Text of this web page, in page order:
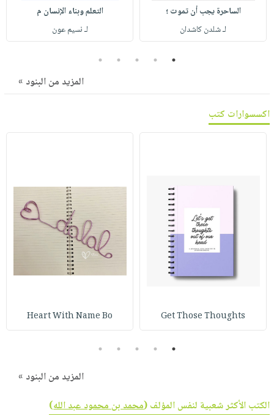
صابون
أطفال
مناسبات
فيديوهات
يتكرر
نيل
وفرات
انشر
عربةالساحرة يجب أن تموت ؛
لـ شلدن كاشدان
التعلم وبناء الإنسان م
لـ نسيم عون
1
2
3
4
5
المزيد من البنود »
اكسسوارات كتب
Get Those Thoughts
Heart With Name Bo
1
2
3
4
5
المزيد من البنود »
الكتب الأكثر شعبية لنفس المؤلف (محمد بن محمود عبد الله)